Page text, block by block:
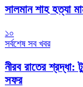
সালমান শাহ হত্যা
১০
সর্বশেষ সব খবর
নীরব রাতের শ্রদ্ধা:
সফর